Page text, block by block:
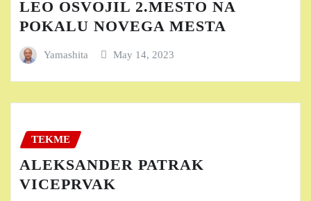
LEO OSVOJIL 2.MESTO NA
POKALU NOVEGA MESTA
Yamashita May 14, 2023
TEKME
ALEKSANDER PATRAK
VICEPRVAK